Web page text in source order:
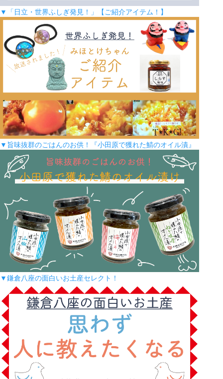
▼「日立・世界ふしぎ発見！」【ご紹介アイテム！】
▼旨味抜群のごはんのお供！『小田原で獲れた鯖のオイル漬』
▼鎌倉八座の面白いお土産セレクト！